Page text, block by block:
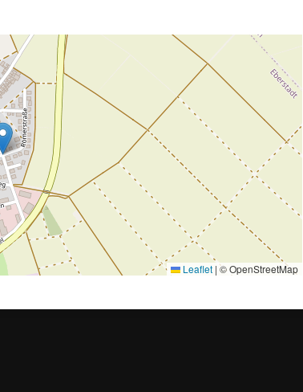
Leaflet | © OpenStreetMap